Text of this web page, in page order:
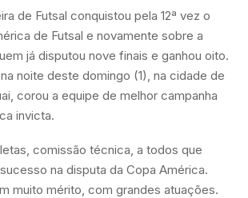
de Futsal conquistou pela 12ª vez o
de Futsal e novamente sobre a
já disputou nove finais e ganhou oito.
noite deste domingo (1), na cidade de
corou a equipe de melhor campanha
invicta.
comissão técnica, a todos que
na disputa da Copa América.
muito mérito, com grandes atuações.